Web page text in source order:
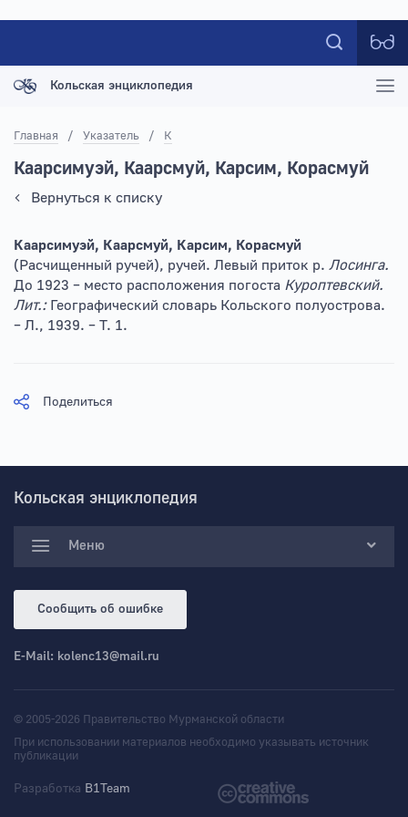
Кольская энциклопедия
Главная / Указатель / К
Каарсимуэй, Каарсмуй, Карсим, Корасмуй
Вернуться к списку
Каарсимуэй, Каарсмуй, Карсим, Корасмуй
(Расчищенный ручей), ручей. Левый приток р. Лосинга.
До 1923 – место расположения погоста Куроптевский.
Лит.: Географический словарь Кольского полуострова.
– Л., 1939. – Т. 1.
Поделиться
Кольская энциклопедия
Меню
Сообщить об ошибке
E-Mail: kolenc13@mail.ru
© 2005-2026 Правительство Мурманской области
При использовании материалов необходимо указывать источник
публикации
Разработка B1Team